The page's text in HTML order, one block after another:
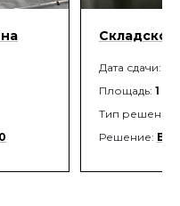
Дата сдачи:
Площадь: 1
Тип решения:
Решение: